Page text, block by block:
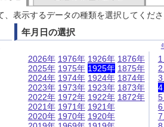
、表示するデータの種類を選択してくだ
年月日の選択
2026年
2025年
2024年
2023年
2022年
2021年
2020年
1976年
1975年
1974年
1973年
1972年
1971年
1970年
1926年
1925年
1924年
1923年
1922年
1921年
1920年
1876年
1875年
1874年
1873年
1872年